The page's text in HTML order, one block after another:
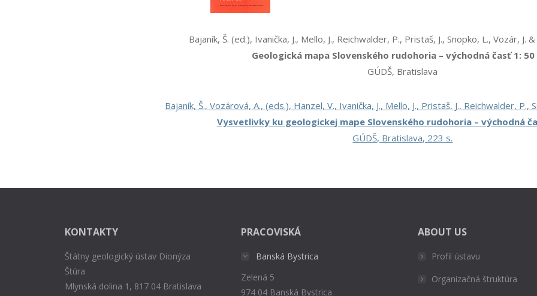
Bajaník, Š. (ed.), Ivanička, J., Mello, J., Reichwalder, P., Pristaš, J., Snopko, L., Vozár, J.
Geologická mapa Slovenského rudohoria – východná časť 1: 50
GÚDŠ, Bratislava
Bajaník, Š., Vozárová, A., (eds.), Hanzel, V., Ivanička, J., Mello, J., Pristaš, J., Reichwalder, P.,
Vysvetlivky ku geologickej mape Slovenského rudohoria – východná
GÚDŠ, Bratislava, 223 s.
KONTAKTY
Štátny geologický ústav Dionýza
Štúra
Mlynská dolina 1, 817 04 Bratislava
PRACOVISKÁ
Banská Bystrica
Zelená 5
974 04 Banská Bystrica
ABOUT US
Profil ústavu
Organizačná štruktúra